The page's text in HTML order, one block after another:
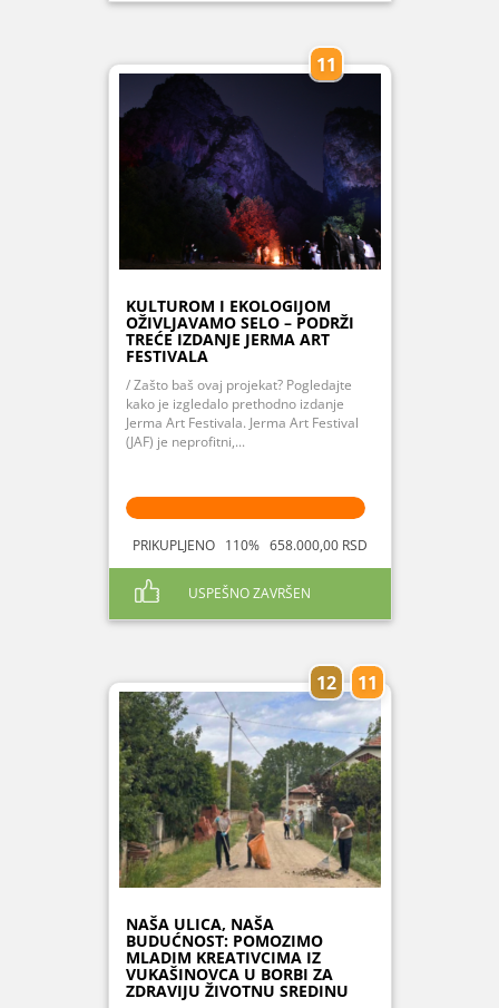
11
KULTUROM I EKOLOGIJOM
OŽIVLJAVAMO SELO – PODRŽI
TREĆE IZDANJE JERMA ART
FESTIVALA
/ Zašto baš ovaj projekat? Pogledajte
kako je izgledalo prethodno izdanje
Jerma Art Festivala. Jerma Art Festival
(JAF) je neprofitni,...
PRIKUPLJENO 110% 658.000,00 RSD
USPEŠNO ZAVRŠEN
12 11
NAŠA ULICA, NAŠA
BUDUĆNOST: POMOZIMO
MLADIM KREATIVCIMA IZ
VUKAŠINOVCA U BORBI ZA
ZDRAVIJU ŽIVOTNU SREDINU